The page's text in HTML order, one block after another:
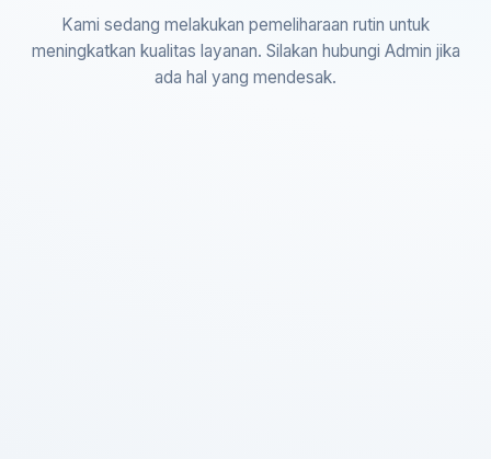
Kami sedang melakukan pemeliharaan rutin untuk
meningkatkan kualitas layanan. Silakan hubungi Admin jika
ada hal yang mendesak.